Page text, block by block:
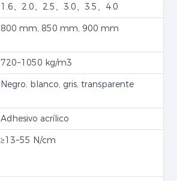
1.6、2.0、2.5、3.0、3.5、4.0
800 mm, 850 mm, 900 mm
720~1050 kg/m3
Negro, blanco, gris, transparente
Adhesivo acrílico
≥13~55 N/cm